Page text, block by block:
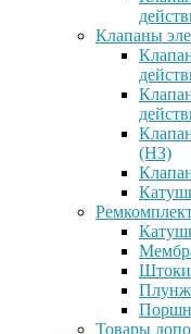
Клапаны
(НЗ)
Штоки
Товары